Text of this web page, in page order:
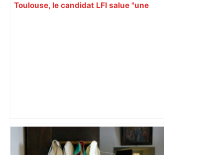
Toulouse, le candidat LFI salue "une
Direct. Une deuxième victoire à
domicile pour le Toulouse Olympique